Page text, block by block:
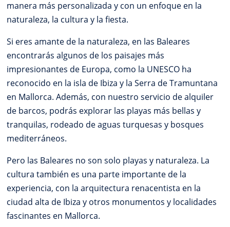
manera más personalizada y con un enfoque en la
naturaleza, la cultura y la fiesta.
Si eres amante de la naturaleza, en las Baleares
encontrarás algunos de los paisajes más
impresionantes de Europa, como la UNESCO ha
reconocido en la isla de Ibiza y la Serra de Tramuntana
en Mallorca. Además, con nuestro servicio de alquiler
de barcos, podrás explorar las playas más bellas y
tranquilas, rodeado de aguas turquesas y bosques
mediterráneos.
Pero las Baleares no son solo playas y naturaleza. La
cultura también es una parte importante de la
experiencia, con la arquitectura renacentista en la
ciudad alta de Ibiza y otros monumentos y localidades
fascinantes en Mallorca.